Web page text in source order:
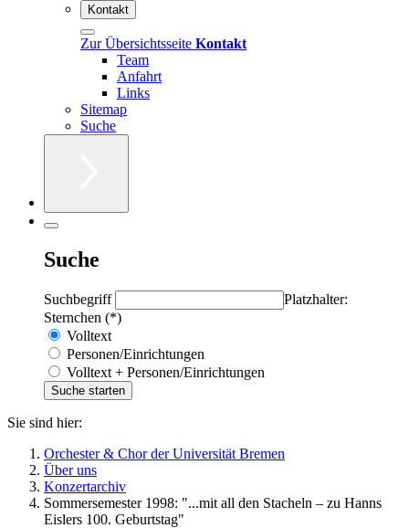
Kontakt
Zur Übersichtsseite Kontakt
Team
Anfahrt
Links
Sitemap
Suche
Suche
Suchbegriff
Platzhalter:
Sternchen (*)
Volltext
Personen/Einrichtungen
Volltext + Personen/Einrichtungen
Sie sind hier:
Orchester & Chor der Universität Bremen
Über uns
Konzertarchiv
Sommersemester 1998: "...mit all den Stacheln – zu Hanns
Eislers 100. Geburtstag"